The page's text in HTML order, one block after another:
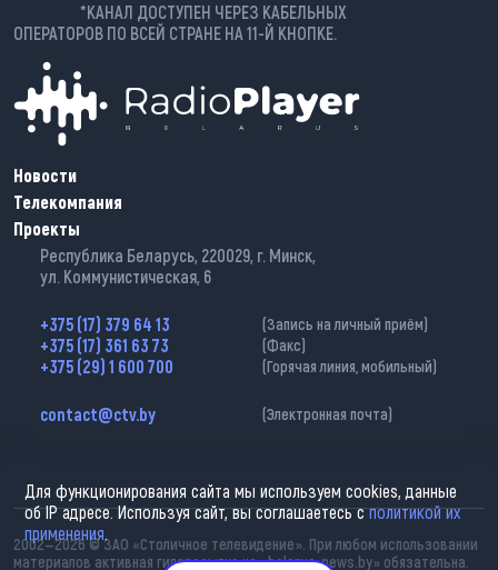
*КАНАЛ ДОСТУПЕН ЧЕРЕЗ КАБЕЛЬНЫХ
ОПЕРАТОРОВ ПО ВСЕЙ СТРАНЕ НА 11-Й КНОПКЕ.
Новости
Телекомпания
Проекты
Республика Беларусь, 220029, г. Минск,
ул. Коммунистическая, 6
+375 (17) 379 64 13 (Запись на личный приём)
+375 (17) 361 63 73 (Факс)
+375 (29) 1 600 700 (Горячая линия, мобильный)
contact@ctv.by (Электронная почта)
2002—2026 © ЗАО «Столичное телевидение». При любом использовании
материалов активная гиперссылка на «belarus-news.by» обязательна.
Для функционирования сайта мы используем cookies, данные
об IP адресе. Используя сайт, вы соглашаетесь сполитикой их
применения.